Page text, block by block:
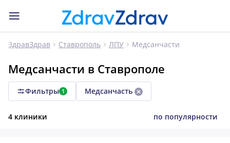
ЗдравЗдрав Ставрополь ЛПУ Медсанчасти
Медсанчасти в Ставрополе
Фильтры 1 Медсанчасть
4 клиники по популярности